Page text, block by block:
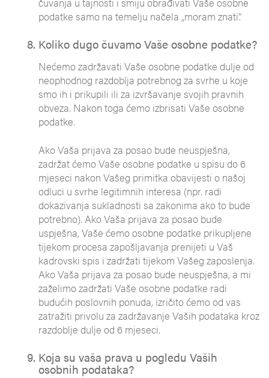
podatke samo na temelju načela „moram znati”.
Koliko dugo čuvamo Vaše osobne podatke?
Nećemo zadržavati Vaše osobne podatke dulje od
neophodnog razdoblja potrebnog za svrhe u koje
smo ih i prikupili ili za izvršavanje svojih pravnih
obveza. Nakon toga ćemo izbrisati Vaše osobne
podatke.
Ako Vaša prijava za posao bude neuspješna,
zadržat ćemo Vaše osobne podatke u spisu do 6
mjeseci nakon Vašeg primitka obavijesti o našoj
odluci u svrhe legitimnih interesa (npr. radi
dokazivanja sukladnosti sa zakonima ako to bude
potrebno). Ako Vaša prijava za posao bude
uspješna, Vaše ćemo osobne podatke prikupljene
tijekom procesa zapošljavanja prenijeti u Vaš
kadrovski spis i zadržati tijekom Vašeg zaposlenja.
Ako Vaša prijava za posao bude neuspješna, a mi
zaželimo zadržati Vaše osobne podatke radi
budućih poslovnih ponuda, izričito ćemo od vas
zatražiti privolu za zadržavanje Vaših podataka kroz
razdoblje dulje od 6 mjeseci.
Koja su vaša prava u pogledu Vaših
osobnih podataka?